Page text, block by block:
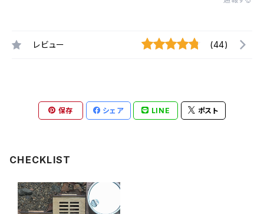
レビュー (44)
保存 シェア LINE ポスト
CHECKLIST